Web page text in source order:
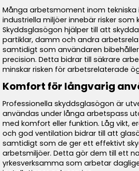
Många arbetsmoment inom
industriella miljöer innebär risker som
Skyddsglasögon hjälper till att
partiklar, damm och andra
samtidigt som användaren
precision. Detta bidrar till säkrare
minskar risken för arbetsrelaterade
Komfort för långvarig
Professionella skyddsglasögon är
användas under långa arbetspass
med komfort eller funktion. Låg vikt,
och god ventilation bidrar till att
samtidigt som de ger ett effektivt
arbetsmiljöer. Detta gör dem till ett
yrkesverksamma som arbetar